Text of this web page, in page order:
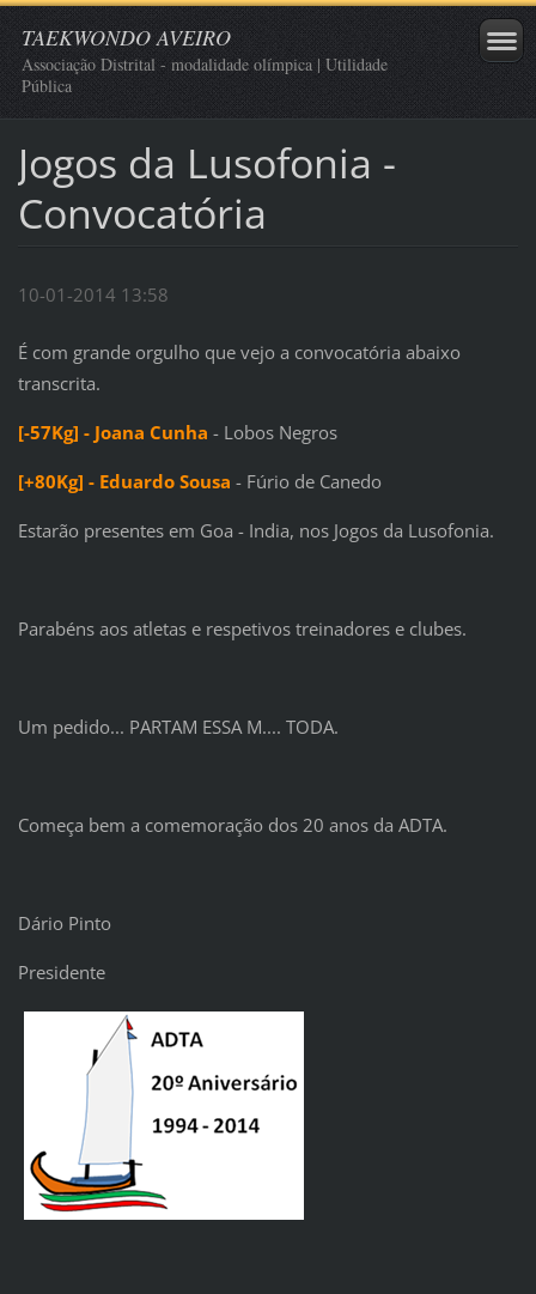
TAEKWONDO AVEIRO
Associação Distrital - modalidade olímpica | Utilidade
Pública
Jogos da Lusofonia -
Convocatória
10-01-2014 13:58
É com grande orgulho que vejo a convocatória abaixo
transcrita.
[-57Kg] - Joana Cunha - Lobos Negros
[+80Kg] - Eduardo Sousa - Fúrio de Canedo
Estarão presentes em Goa - India, nos Jogos da Lusofonia.
Parabéns aos atletas e respetivos treinadores e clubes.
Um pedido... PARTAM ESSA M.... TODA.
Começa bem a comemoração dos 20 anos da ADTA.
Dário Pinto
Presidente